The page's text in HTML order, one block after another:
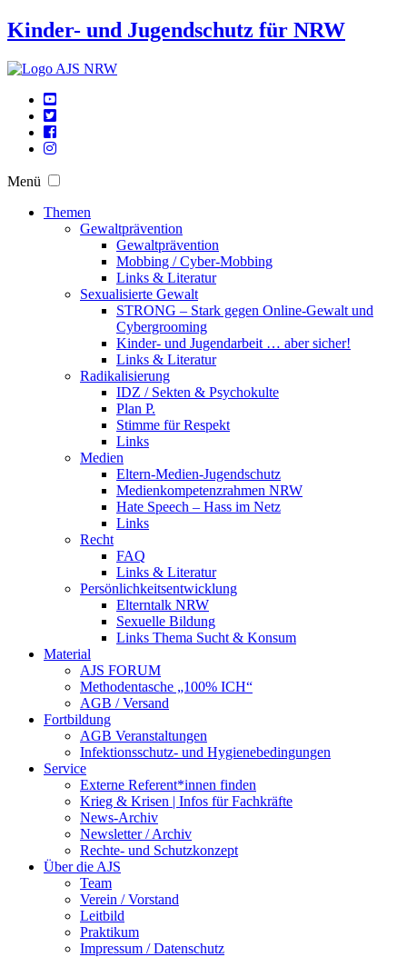
Kinder- und Jugendschutz für NRW
Menü
Themen
Gewaltprävention
Gewaltprävention
Mobbing / Cyber-Mobbing
Links & Literatur
Sexualisierte Gewalt
STRONG – Stark gegen Online-Gewalt und
Cybergrooming
Kinder- und Jugendarbeit … aber sicher!
Links & Literatur
Radikalisierung
IDZ / Sekten & Psychokulte
Plan P.
Stimme für Respekt
Links
Medien
Eltern-Medien-Jugendschutz
Medienkompetenzrahmen NRW
Hate Speech – Hass im Netz
Links
Recht
FAQ
Links & Literatur
Persönlichkeitsentwicklung
Elterntalk NRW
Sexuelle Bildung
Links Thema Sucht & Konsum
Material
AJS FORUM
Methodentasche „100% ICH“
AGB / Versand
Fortbildung
AGB Veranstaltungen
Infektionsschutz- und Hygienebedingungen
Service
Externe Referent*innen finden
Krieg & Krisen | Infos für Fachkräfte
News-Archiv
Newsletter / Archiv
Rechte- und Schutzkonzept
Über die AJS
Team
Verein / Vorstand
Leitbild
Praktikum
Impressum / Datenschutz